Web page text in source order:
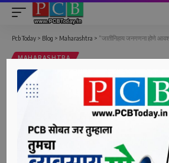
Pcb Today > Blog > Maharashtra > “जातीनिहाय जनगणना होणे आवश्यक;
MAHARASHTRA
“जातीनिहाय जनगणना होणे
मुख्यमंत्र्यांना सर्वपक्षीय बैठक
करणार”